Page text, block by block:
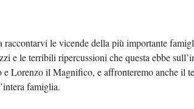
le vicende della più importante
e le terribili ripercussioni che questa ebbe
Lorenzo il Magnifico, e affronteremo anche il
famiglia.